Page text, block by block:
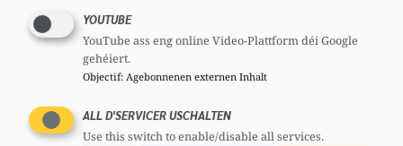
YOUTUBE
YouTube ass eng online Video-Plattform déi Google
gehéiert.
Objectif: Agebonnenen externen Inhalt
ALL D'SERVICER USCHALTEN
Use this switch to enable/disable all services.